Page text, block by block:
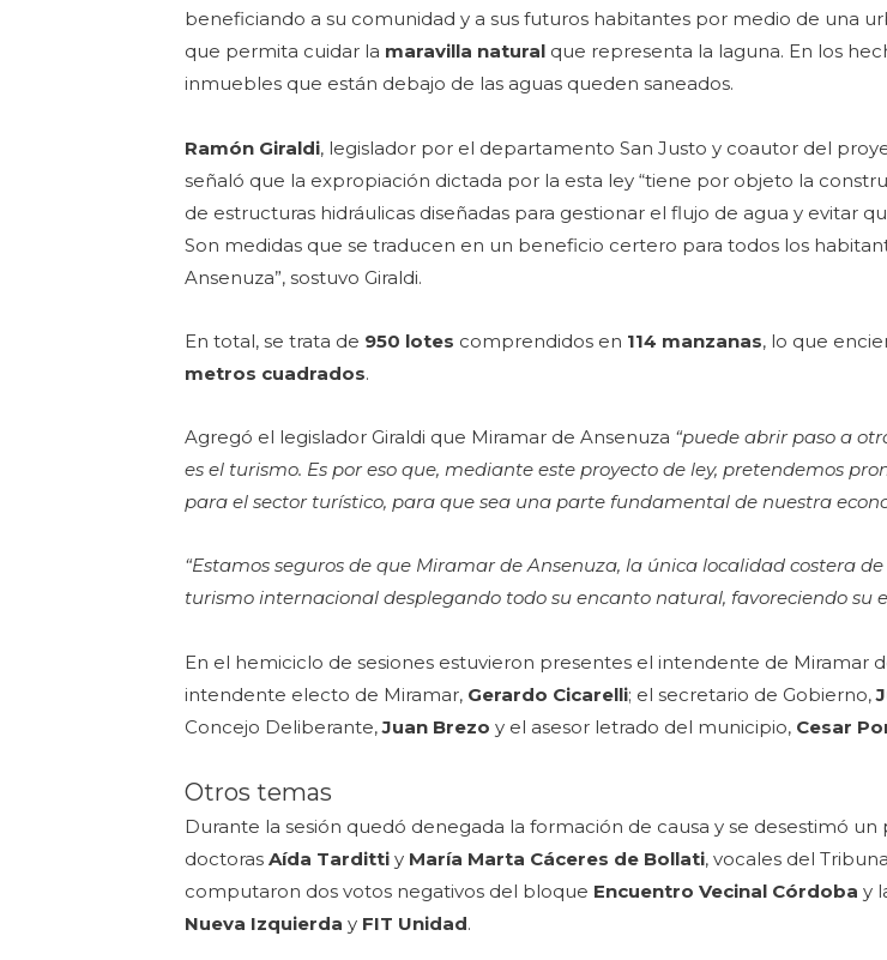
beneficiando a su comunidad y a sus futuros habitantes por medio de una
que permita cuidar la maravilla natural que representa la laguna. En los
inmuebles que están debajo de las aguas queden saneados.
Ramón Giraldi, legislador por el departamento San Justo y coautor del
señaló que la expropiación dictada por la esta ley “tiene por objeto la
de estructuras hidráulicas diseñadas para gestionar el flujo de agua y evitar
Son medidas que se traducen en un beneficio certero para todos los
Ansenuza”, sostuvo Giraldi.
En total, se trata de 950 lotes comprendidos en 114 manzanas, lo que
metros cuadrados.
Agregó el legislador Giraldi que Miramar de Ansenuza “puede abrir paso a
es el turismo. Es por eso que, mediante este proyecto de ley, pretendemos
para el sector turístico, para que sea una parte fundamental de nuestra
“Estamos seguros de que Miramar de Ansenuza, la única localidad costera
turismo internacional desplegando todo su encanto natural, favoreciendo su
En el hemiciclo de sesiones estuvieron presentes el intendente de Miramar
intendente electo de Miramar, Gerardo Cicarelli; el secretario de Gobierno,
Concejo Deliberante,Juan Brezo y el asesor letrado del municipio, Cesar
Otros temas
Durante la sesión quedó denegada la formación de causa y se desestimó
doctorasAída Tardittiy María Marta Cáceres de Bollati, vocales del
computaron dos votos negativos del bloque Encuentro Vecinal Córdobay
Nueva Izquierday FIT Unidad.